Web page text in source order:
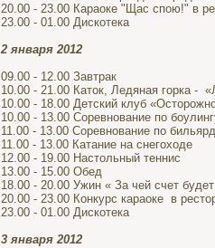
20.00 - 23.00 Караоке "Щас спою!" в
23.00 - 01.00 Дискотека
2 января 2012
09.00 - 12.00 Завтрак
10.00 - 21.00 Каток, Ледяная горка -
10.00 - 18.00 Детский клуб
10.00 - 13.00 Соревнование по
11.00 - 13.00 Соревнование по
11.00 - 13.00 Катание на снегоходе
12.00 - 19.00 Настольный теннис
13.00 - 15.00 Обед
18.00 - 20.00 Ужин « За чей счет будет
20.00 - 23.00 Конкурс караоке в
23.00 - 01.00 Дискотека
3 января 2012